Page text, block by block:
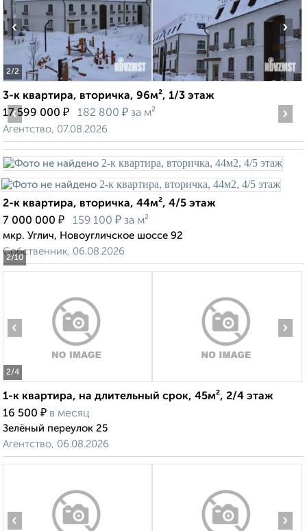
2/2
‹ ›
3-к квартира, вторичка, 96м², 1/3 этаж
17 599 000 ₽ 182 800 ₽ за м²
Агентство, 07.08.2026
2/10
‹ ›
2-к квартира, вторичка, 44м², 4/5 этаж
7 000 000 ₽ 159 100 ₽ за м²
мкр. Углич, Новоугличское шоссе 92
Собственник, 06.08.2026
2/4
‹ ›
1-к квартира, на длительный срок, 45м², 2/4 этаж
16 500 ₽ в месяц
Зелёный переулок 25
Агентство, 06.08.2026
‹ ›